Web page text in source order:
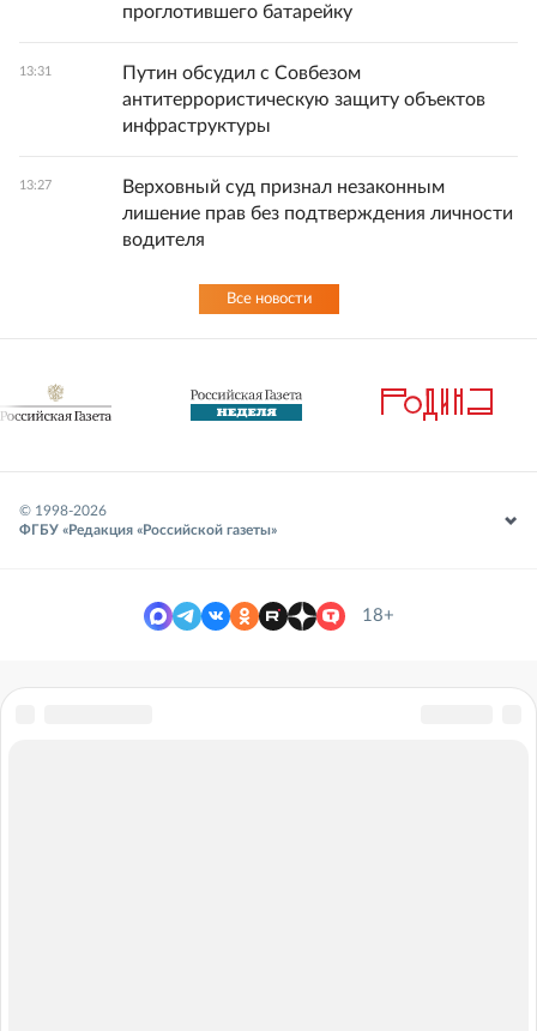
проглотившего батарейку
13:31
Путин обсудил с Совбезом
антитеррористическую защиту объектов
инфраструктуры
13:27
Верховный суд признал незаконным
лишение прав без подтверждения личности
водителя
Все новости
© 1998-2026
ФГБУ «Редакция «Российской газеты»
18+